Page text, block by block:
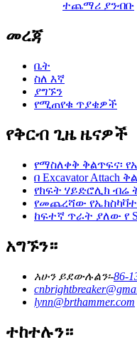
ተጨማሪ ያንብቡ
መረጃ
ቤት
ስለ እኛ
ያግኙን
የሚጠየቁ ጥያቄዎች
የቅርብ ጊዜ ዜናዎች
የማስለቀቅ ቅልጥፍና፡
በ Excavator Attach
የክፍት ሃይድሮሊክ ብሬ
የመጨረሻው
ከፍተኛ ጥራት ያለው የ
አግኙን።
አሁን ይደውሉልን፡-86-
lynn@brthammer.com
ተከተሉን።